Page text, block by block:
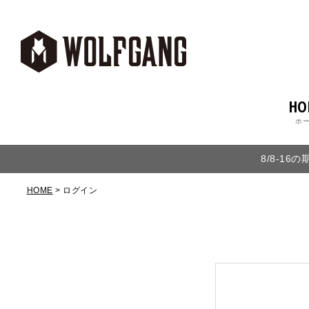
ホ
8/8-16の
HOME ログイン